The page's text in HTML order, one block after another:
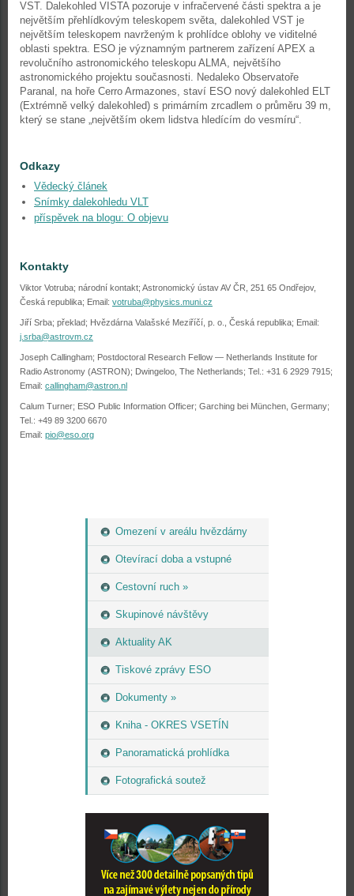
Omezení v areálu hvězdárny
Otevírací doba a vstupné
Cestovní ruch »
Skupinové návštěvy
Aktuality AK
Tiskové zprávy ESO
Dokumenty »
Kniha - OKRES VSETÍN
Panoramatická prohlídka
Fotografická soutež
VST. Dalekohled VISTA pozoruje v infračervené části spektra a je
největším přehlídkovým teleskopem světa, dalekohled VST je
největším teleskopem navrženým k prohlídce oblohy ve viditelné
oblasti spektra. ESO je významným partnerem zařízení APEX a
revolučního astronomického teleskopu ALMA, největšího
astronomického projektu současnosti. Nedaleko Observatoře
Paranal, na hoře Cerro Armazones, staví ESO nový dalekohled ELT
(Extrémně velký dalekohled) s primárním zrcadlem o průměru 39 m,
který se stane „největším okem lidstva hledícím do vesmíru“.
Odkazy
Vědecký článek
Snímky dalekohledu VLT
příspěvek na blogu: O objevu
Kontakty
Viktor Votruba; národní kontakt; Astronomický ústav AV ČR, 251 65 Ondřejov,
Česká republika; Email: votruba@physics.muni.cz
Jiří Srba; překlad; Hvězdárna Valašské Meziříčí, p. o., Česká republika; Email:
j.srba@astrovm.cz
Joseph Callingham; Postdoctoral Research Fellow — Netherlands Institute for
Radio Astronomy (ASTRON); Dwingeloo, The Netherlands; Tel.: +31 6 2929 7915;
Email: callingham@astron.nl
Calum Turner; ESO Public Information Officer; Garching bei München, Germany;
Tel.: +49 89 3200 6670
Email: pio@eso.org